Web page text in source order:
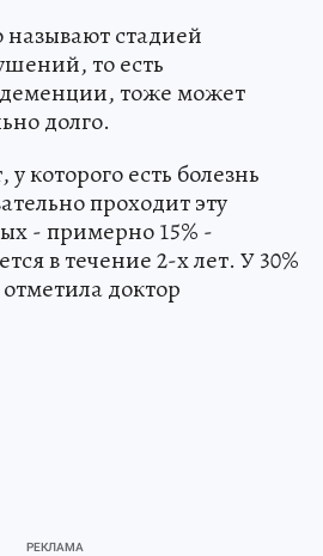
стадией
то есть
тоже может
долго.
которого есть болезнь
проходит эту
- примерно 15% -
в течение 2-х лет. У 30%
доктор